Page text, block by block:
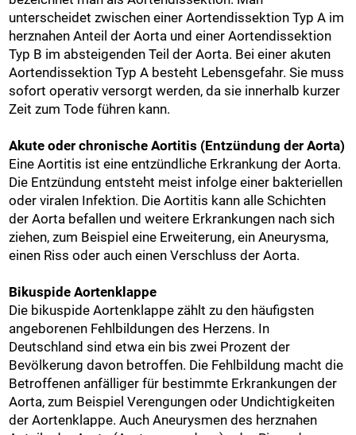
unterscheidet zwischen einer Aortendissektion Typ A im
herznahen Anteil der Aorta und einer Aortendissektion
Typ B im absteigenden Teil der Aorta. Bei einer akuten
Aortendissektion Typ A besteht Lebensgefahr. Sie muss
sofort operativ versorgt werden, da sie innerhalb kurzer
Zeit zum Tode führen kann.
Akute oder chronische Aortitis (Entzündung der Aorta)
Eine Aortitis ist eine entzündliche Erkrankung der Aorta.
Die Entzündung entsteht meist infolge einer bakteriellen
oder viralen Infektion. Die Aortitis kann alle Schichten
der Aorta befallen und weitere Erkrankungen nach sich
ziehen, zum Beispiel eine Erweiterung, ein Aneurysma,
einen Riss oder auch einen Verschluss der Aorta.
Bikuspide Aortenklappe
Die bikuspide Aortenklappe zählt zu den häufigsten
angeborenen Fehlbildungen des Herzens. In
Deutschland sind etwa ein bis zwei Prozent der
Bevölkerung davon betroffen. Die Fehlbildung macht die
Betroffenen anfälliger für bestimmte Erkrankungen der
Aorta, zum Beispiel Verengungen oder Undichtigkeiten
der Aortenklappe. Auch Aneurysmen des herznahen